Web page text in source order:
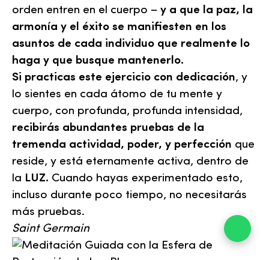
orden entren en el cuerpo – y a que la paz, la
armonía y el éxito se manifiesten en los
asuntos de cada individuo que realmente lo
haga y que busque mantenerlo.
Si practicas este ejercicio con dedicación, y
lo sientes en cada átomo de tu mente y
cuerpo, con profunda, profunda intensidad,
recibirás abundantes pruebas de la
tremenda actividad, poder, y perfección que
reside, y está eternamente activa, dentro de
la LUZ. Cuando hayas experimentado esto,
incluso durante poco tiempo, no necesitarás
más pruebas.
Saint Germain